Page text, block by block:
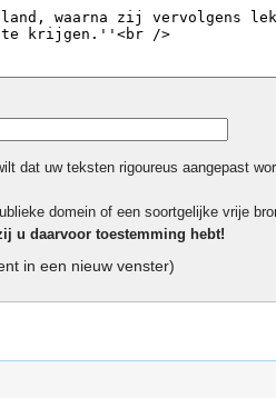
dat uw teksten rigoureus aangepast
domein of een soortgelijke vrije
u daarvoor toestemming hebt!
in een nieuw venster)